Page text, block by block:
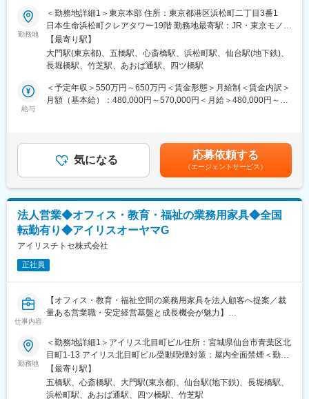
■業務概要
当社は多様な法人顧客に対して、業務用家具や空間デザインの提
案営業を行います。主に既存顧客からのお問合せ対応や、業界誌
などから得た大規模案件の関係構築が中心ですが、関東・関西圏
の勤務地希望の方には新規開拓も含めた営業活動を担当します。
■業務詳細
官公庁、企業、学校、福祉法人への業務用家具・什器の営業、ま
た不動産管理会社やデベロッパーへの提案、入札対応を行いま
物流部、工事店など社内外の関係者と連携して案件を進め、代理
店や商社への商品紹介や提案サポートも担当します。
く提案。空間設計やトータルコーディネートにも携わり、顧客課
題に応じて最適なソリューションを提供します。
■組織構成
社員がチームで協力しながら案件を推進します。
社会変化に対応した新しい働き方や学びの場の創造に貢献できる
点、顧客と密接に関わりながら自身の提案が空間として形になる
■教育体制
OJTを中心に3～4ヶ月の研修や中途入社者向けの集合研修、e-
learning、通信教育補助など学びの機会が充実し、資格取得支援
や優良社員向け海外研修も用意されています。
勤務地
＜勤務地詳細1＞東京本部 住所：東京都港区浜松町二丁目3番1
日本生命浜松町クレアタワー19階 勤務地最寄駅：JR・東京モノレ
ール線／浜松町駅受動喫煙対策：屋内全面禁煙＜勤務地詳細2＞ア
イリス北目町ビル住所：宮城県仙台市青葉区北目町1-13 アイリス
北目町ビル受動喫煙対策：屋内全面禁煙＜勤務地詳細3＞心斎橋オ
橋ビル受動喫煙対策：屋内全面禁煙変更の範囲：会社の定める事
業所
【最寄り駅】
大門駅(東京都)、五橋駅、心斎橋駅、浜松町駅、仙台駅(地下鉄)、
長堀橋駅、竹芝駅、あおば通駅、四ツ橋駅
給与
＜予定年収＞550万円～650万円＜賃金形態＞月給制＜賃金内訳＞
月額（基本給）：480,000円～570,000円＜月給＞480,000円～
ます。月給(月額)は固定手当を含めた表記です。
気になる 応募依頼する
（エージェントサービス）
法人営業◆オフィス・教育・福祉の業務用家具◆全国
転勤有り◆アイリスオーヤマG
アイリスチトセ株式会社
正社員
仕事内容
【オフィス・教育・福祉空間の業務用家具を法人顧客へ提案／裁
量ある営業職・安定経営基盤と成長機会が魅力】
■業務概要
当社は多様な法人顧客に対して、業務用家具や空間デザインの提
案営業を行います。主に既存顧客からのお問合せ対応や、業界誌
などから得た大規模案件の関係構築が中心ですが、関東・関西圏
の勤務地希望の方には新規開拓も含めた営業活動を担当します。
勤務地
＜勤務地詳細1＞アイリス北目町ビル住所：宮城県仙台市青葉区北
目町1-13 アイリス北目町ビル受動喫煙対策：屋内全面禁煙＜勤務
地詳細2＞心斎橋オフィス住所：大阪府大阪市中央区東心斎橋1-
20-16 アイリス心斎橋ビル受動喫煙対策：屋内全面禁煙＜勤務地
詳細3＞東京本部 住所：東京都港区浜松町二丁目3番1 日本生命
【最寄り駅】
五橋駅、心斎橋駅、大門駅(東京都)、仙台駅(地下鉄)、長堀橋駅、
浜松町駅、あおば通駅、四ツ橋駅、竹芝駅